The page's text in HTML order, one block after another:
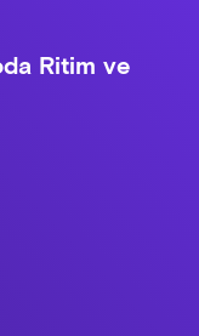
Ritim ve